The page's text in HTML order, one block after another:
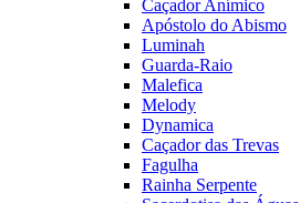
Caçador Anímico
Apóstolo do Abismo
Luminah
Guarda-Raio
Malefica
Melody
Dynamica
Caçador das Trevas
Fagulha
Rainha Serpente